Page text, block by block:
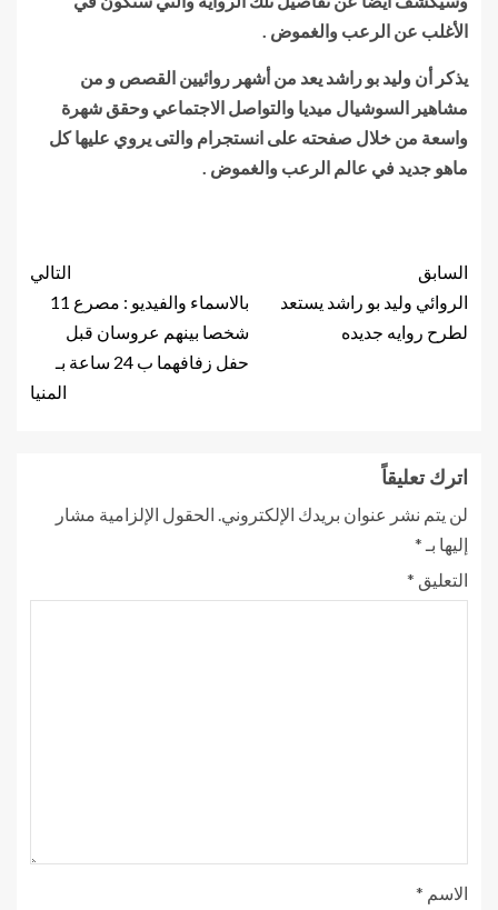
الأغلب عن الرعب والغموض .
يذكر أن وليد بو راشد يعد من أشهر روائيين القصص و من
مشاهير السوشيال ميديا والتواصل الاجتماعي وحقق شهرة
واسعة من خلال صفحته على انستجرام والتى يروي عليها كل
ماهو جديد في عالم الرعب والغموض .
السابق
الروائي وليد بو راشد يستعد
لطرح روايه جديده
التالي
بالاسماء والفيديو : مصرع 11
شخصا بينهم عروسان قبل
حفل زفافهما ب 24 ساعة بـ
المنيا
اترك تعليقاً
لن يتم نشر عنوان بريدك الإلكتروني. الحقول الإلزامية مشار
إليها بـ *
التعليق *
الاسم *